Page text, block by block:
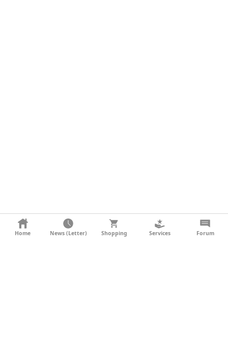
KONTAKT
Home News (Letter) Shopping Services Forum